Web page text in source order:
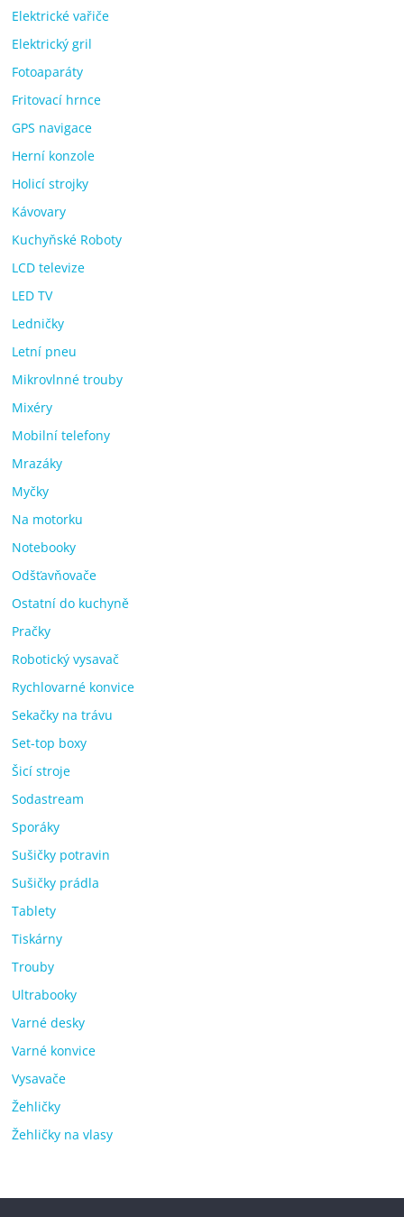
Elektrické vařiče
Elektrický gril
Fotoaparáty
Fritovací hrnce
GPS navigace
Herní konzole
Holicí strojky
Kávovary
Kuchyňské Roboty
LCD televize
LED TV
Ledničky
Letní pneu
Mikrovlnné trouby
Mixéry
Mobilní telefony
Mrazáky
Myčky
Na motorku
Notebooky
Odšťavňovače
Ostatní do kuchyně
Pračky
Robotický vysavač
Rychlovarné konvice
Sekačky na trávu
Set-top boxy
Šicí stroje
Sodastream
Sporáky
Sušičky potravin
Sušičky prádla
Tablety
Tiskárny
Trouby
Ultrabooky
Varné desky
Varné konvice
Vysavače
Žehličky
Žehličky na vlasy